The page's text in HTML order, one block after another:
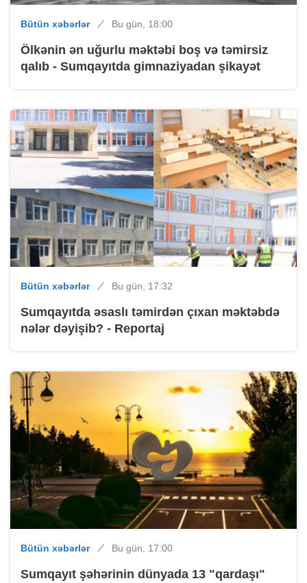
Bütün xəbərlər Bu gün, 18:00
Ölkənin ən uğurlu məktəbi boş və təmirsiz
qalıb - Sumqayıtda gimnaziyadan şikayət
Bütün xəbərlər Bu gün, 17:32
Sumqayıtda əsaslı təmirdən çıxan məktəbdə
nələr dəyişib? - Reportaj
Bütün xəbərlər Bu gün, 17:00
Sumqayıt şəhərinin dünyada 13 "qardaşı"